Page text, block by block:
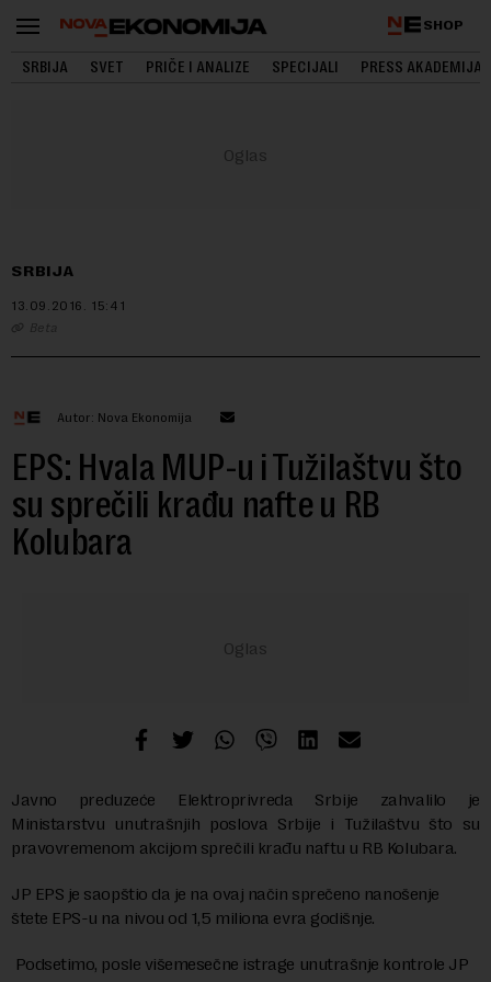
SHOP
SRBIJA SVET PRIČE I ANALIZE SPECIJALI PRESS AKADEMIJA
SRBIJA
13.09.2016. 15:41
Beta
Autor: Nova Ekonomija
EPS: Hvala MUP-u i Tužilaštvu što
su sprečili krađu nafte u RB
Kolubara
Javno preduzeće Elektroprivreda Srbije zahvalilo je
Ministarstvu unutrašnjih poslova Srbije i Tužilaštvu što su
pravovremenom akcijom sprečili krađu naftu u RB Kolubara.
JP EPS je saopštio da je na ovaj način sprečeno nanošenje
štete EPS-u na nivou od 1,5 miliona evra godišnje.
Podsetimo, posle višemesečne istrage unutrašnje kontrole JP